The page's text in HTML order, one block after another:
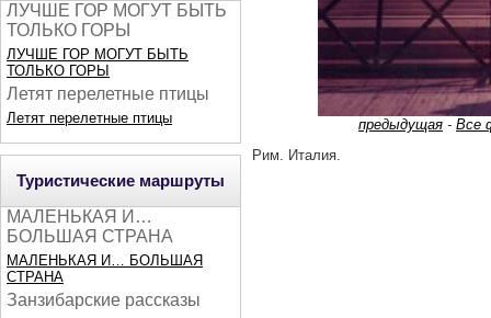
ЛУЧШЕ ГОР МОГУТ БЫТЬ
ТОЛЬКО ГОРЫ
ЛУЧШЕ ГОР МОГУТ БЫТЬ
ТОЛЬКО ГОРЫ
Летят перелетные птицы
Летят перелетные птицы
Туристические маршруты
МАЛЕНЬКАЯ И…
БОЛЬШАЯ СТРАНА
МАЛЕНЬКАЯ И… БОЛЬШАЯ
СТРАНА
Занзибарские рассказы
предыдущая - Все
Рим. Италия.